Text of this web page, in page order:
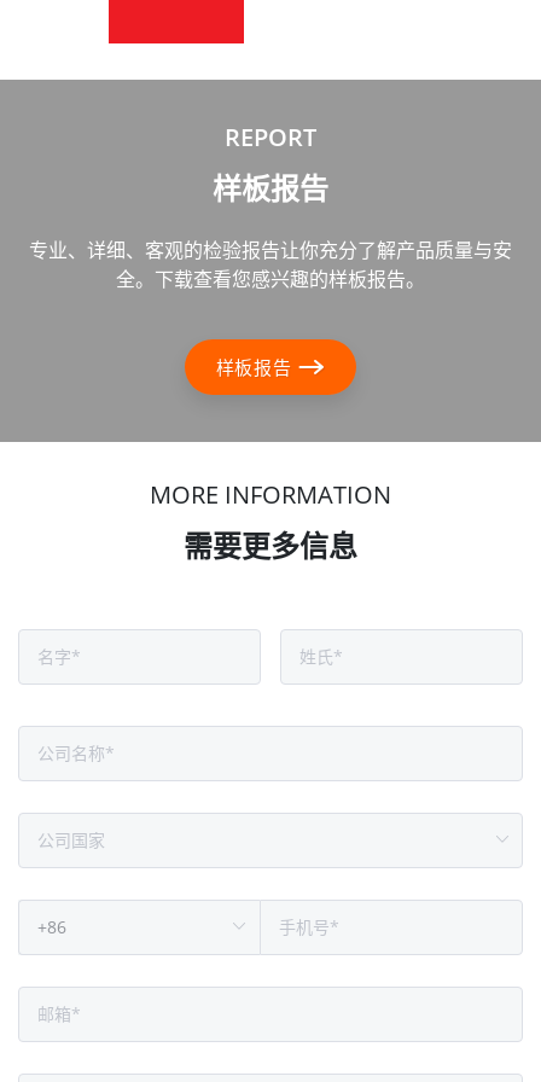
REPORT
样板报告
专业、详细、客观的检验报告让你充分了解产品质量与安
全。下载查看您感兴趣的样板报告。
样板报告
MORE INFORMATION
需要更多信息